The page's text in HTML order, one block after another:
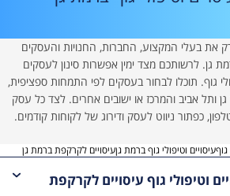
גוףעיסויים וטיפולי גוף ברמת גןעיסויים לקרקפת ברמת גן
את בעלי המקצוע, החברות, החנויות והעסקים
גן. לרשותכם מצד ימין אפשרות סינון לעסקים
גוף. תוכלו לבחור בעסקים לפי התמחות ספציפית,
ותל אביב והמרכז או ישובים אחרים. לצד כל עסק
כפתור ניווט לעסק ודירוג של לקוחות קודמים.
וטיפולי גוף עיסויים לקרקפת